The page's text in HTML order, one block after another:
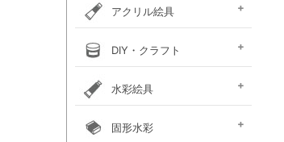
アトリエイーゼル
デッサンイーゼル
ディスプレイイーゼル
野外イーゼル
卓上イーゼル
イーゼルボックス
アトリエキャビネット
イーゼル用品
アクリル絵具
アクリルガッシュ絵具
ガッシュ専用メディウム
布えのぐ
ターナー・イベントカラー
絵具（レギュラー）
絵具（ソフト）
リキテックスベーシックス
リキテックスリキッド
リキテックスプライム
アクリリックプラス
リキテックスバイオベース
メディウム類
ホルベイン・アクリリック
カラー［ヘビーボディ］
アクリリックガッシュ
ホルベイン・メディウム類
ホルベイン・アクリリック
カラー ［フルイド］
ホルベイン・アクリリック
カラー ［インク］
ホルベイン・アクリリック
カラー ［イリデッセンス］
アクリリックカラー
アクリリックガッシュ
アムステルダム・アクリリ
ックカラー エキスパート
アムステルダム・アクリル
絵具メディウム／補助材
クサカベ・アキーラ
アキーラ ガッシュ
アキーラ専用 メディウ
ム
アクリル絵具廃液処理剤
ゴールデン ヘビーボデ
ィ
ゴールデン フルイド
ゴールデン ハイフロー
ゴールデン オープン
ゴールデン ソーフラッ
ト
ゴールデン メディウム
DIY・クラフト
ガラスペイント
ベトンペースト
布えのぐ
ステッチカラー
オーブン陶土
水彩絵具
セット
専門家用透明水彩絵具
ハルモニア分離水彩絵具
シングルピグメント
W＆N プロフェッショナル・
ウォーターカラー(PWC)
レンブラント水彩絵具
ゴールデン QoR(コア)
ホルベイン透明水彩絵具
絵具（ガッシュ）
メディウム・他
ダニエルスミス
ターナー・ポスターカラー
水彩道具類
マスク液
固形水彩